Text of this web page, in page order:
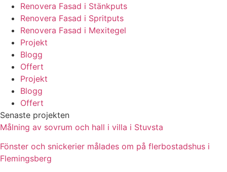
Renovera Fasad i Stänkputs
Renovera Fasad i Spritputs
Renovera Fasad i Mexitegel
Projekt
Blogg
Offert
Projekt
Blogg
Offert
Senaste projekten
Målning av sovrum och hall i villa i Stuvsta
Fönster och snickerier målades om på flerbostadshus i
Flemingsberg